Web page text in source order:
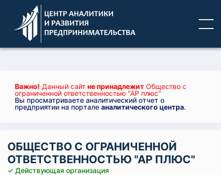
Важно! Данный сайт не принадлежит Общество с
ограниченной ответственностью "АР плюс"
Вы просматриваете аналитический отчет о
предприятии на портале аналитического центра.
ОБЩЕСТВО С ОГРАНИЧЕННОЙ
ОТВЕТСТВЕННОСТЬЮ "АР ПЛЮС"
✓ Действующая организация